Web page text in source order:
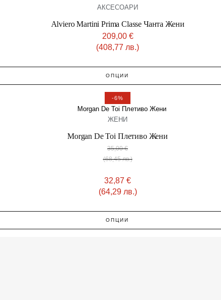
АКСЕСОАРИ
Alviero Martini Prima Classe Чанта Жени
209,00 €
(408,77 лв.)
ОПЦИИ
-6%
ЖЕНИ
Morgan De Toi Плетиво Жени
35,00€
(68,45 лв.)
32,87 €
(64,29 лв.)
ОПЦИИ